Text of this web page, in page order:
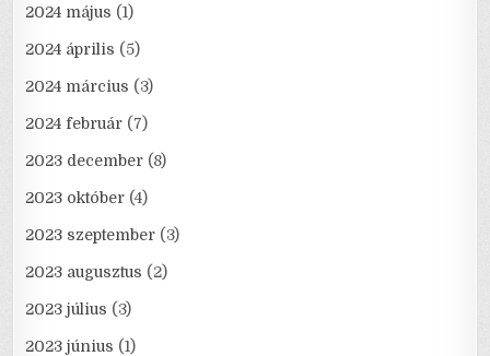
2024 május (1)
2024 április (5)
2024 március (3)
2024 február (7)
2023 december (8)
2023 október (4)
2023 szeptember (3)
2023 augusztus (2)
2023 július (3)
2023 június (1)